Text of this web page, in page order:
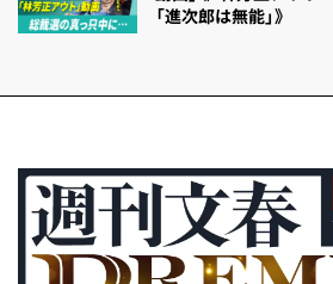
「進次郎は無能」》